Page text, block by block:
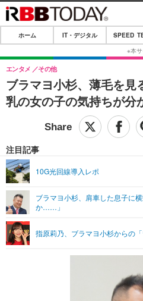
ホーム
IT・デジタル
IT・デジタルTOP
ショッピング
SPEED TEST
エンタメTOP
グラビア
ショッピング
ライフTOP
その他
リリース一覧
プッシュ通知の停止方法
ホーム IT・デジタル SPEED
ブラマヨ小杉、薄毛を見
乳の女の子の気持ちが分
エンタメ その他
注目記事
10G光回線導入レポ
ブラマヨ小杉、肩車した息子に
か……」
指原莉乃、ブラマヨ小杉からの